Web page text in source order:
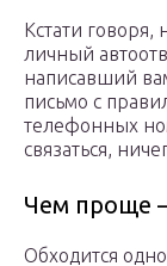
Кстати
личный
написавший
письмо с
телефонных
связаться,
Чем проще
Обходится